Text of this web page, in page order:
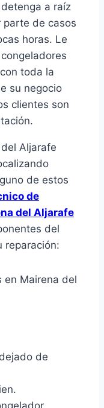
a raíz
parte de casos
horas. Le
toda la
su negocio
clientes son
Aljarafe
de estos
de
del Aljarafe
del
reparación:
de